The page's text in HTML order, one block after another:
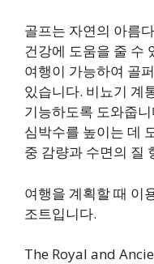
골프는 자연의 아름
건강에 도움을 줄 수
여행이 가능하여 골
있습니다. 비뇨기 계
기능하도록 도와줍
심박수를 높이는 데
중 감량과 수면의 질
여행을 계획할 때 이
조트입니다.
The Royal and